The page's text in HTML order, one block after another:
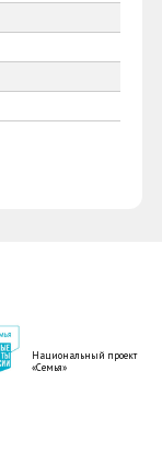
Национальный проект
«Семья»